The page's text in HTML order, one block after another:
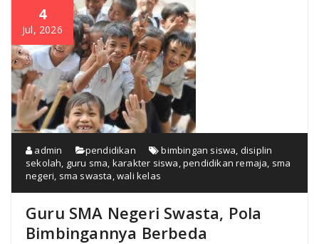
4
Jul, 2026
admin pendidikan bimbingan siswa disiplin
sekolah guru sma karakter siswa ,pendidikan remaja sma
negeri sma swasta ,wali kelas
Guru SMA Negeri Swasta, Pola
Bimbingannya Berbeda